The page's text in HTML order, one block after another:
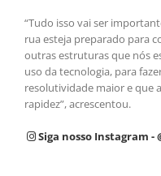
“Tudo isso vai ser
rua esteja preparado para
outras estruturas que nós
uso da tecnologia, para
resolutividade maior e que
rapidez”, acrescentou.
Siga nosso Instagram